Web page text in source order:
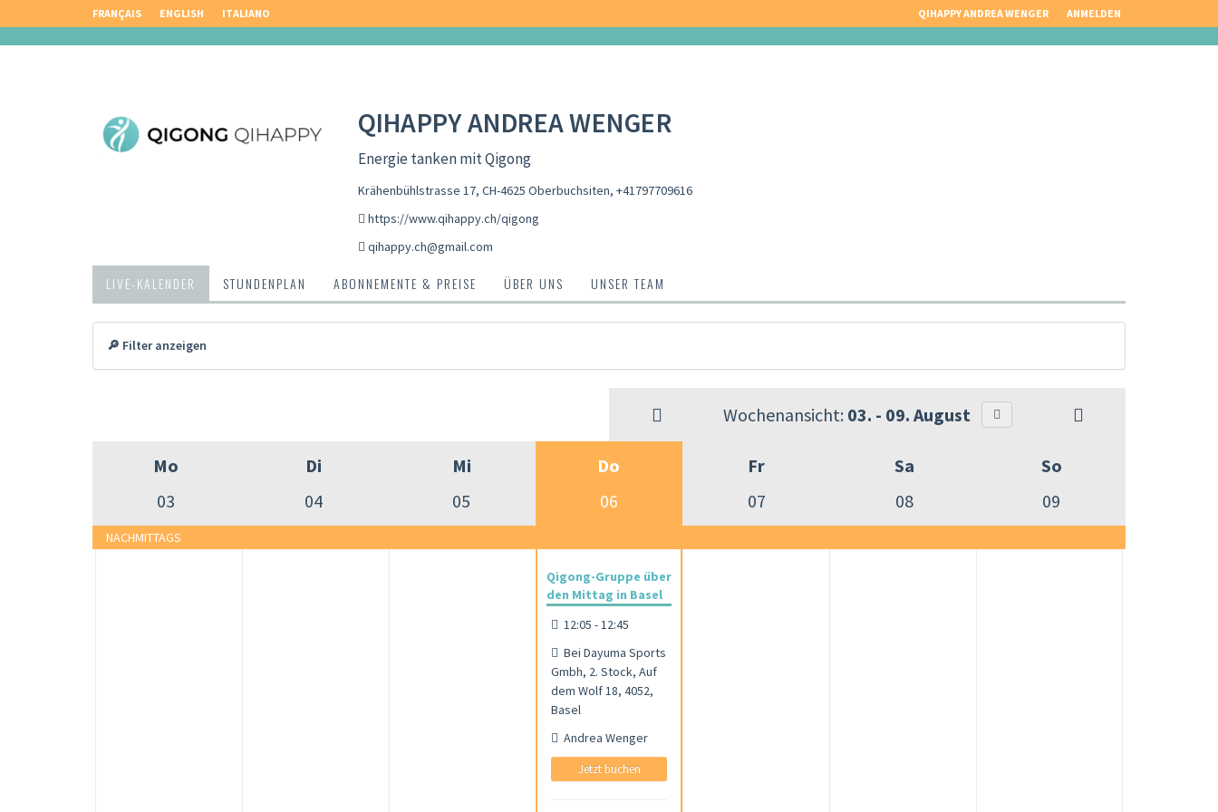
FRANÇAIS ENGLISH ITALIANO QIHAPPY ANDREA WENGER ANMELDEN
QIHAPPY ANDREA WENGER
Energie tanken mit Qigong
Krähenbühlstrasse 17, CH-4625 Oberbuchsiten, +41797709616
https://www.qihappy.ch/qigong
qihappy.ch@gmail.com
LIVE-KALENDER STUNDENPLAN ABONNEMENTE & PREISE ÜBER UNS UNSER TEAM
🔎 Filter anzeigen
Wochenansicht: 03. - 09. August
Mo
03
Di
04
Mi
05
Do
06
Fr
07
Sa
08
So
09
NACHMITTAGS
Qigong-Gruppe über
den Mittag in Basel
12:05 - 12:45
Bei Dayuma Sports
Gmbh, 2. Stock, Auf
dem Wolf 18, 4052,
Basel
Andrea Wenger
Jetzt buchen